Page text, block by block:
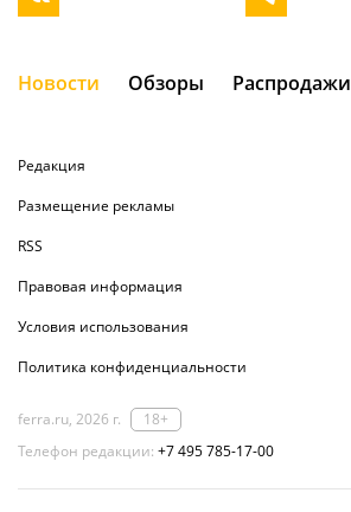
Новости Обзоры Распродажи
Редакция
Размещение рекламы
RSS
Правовая информация
Условия использования
Политика конфиденциальности
ferra.ru, 2026 г.
18+
Телефон редакции: +7 495 785-17-00